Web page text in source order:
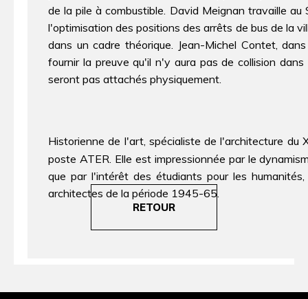
de la pile à combustible. David Meignan travaille
l'optimisation des positions des arrêts de bus de la
dans un cadre théorique. Jean-Michel Contet,
fournir la preuve qu'il n'y aura pas de collision
seront pas attachés physiquement.
Historienne de l'art, spécialiste de l'architecture du
poste ATER. Elle est impressionnée par le
que par l'intérêt des étudiants pour les
architectes de la période 1945-65.
RETOUR